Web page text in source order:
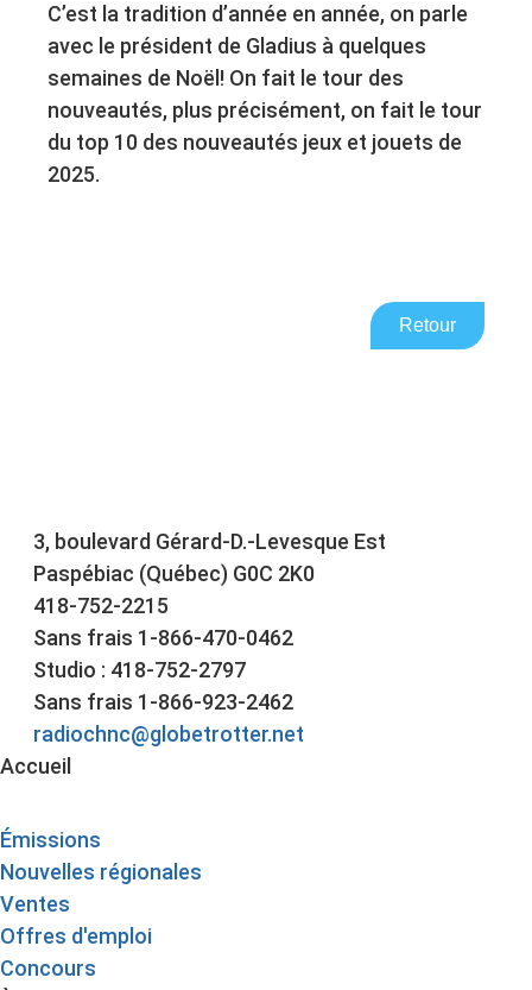
C’est la tradition d’année en année, on parle
avec le président de Gladius à quelques
semaines de Noël! On fait le tour des
nouveautés, plus précisément, on fait le tour
du top 10 des nouveautés jeux et jouets de
2025.
Retour
3, boulevard Gérard-D.-Levesque Est
Paspébiac (Québec) G0C 2K0
418-752-2215
Sans frais 1-866-470-0462
Studio : 418-752-2797
Sans frais 1-866-923-2462
radiochnc@globetrotter.net
Accueil
Émissions
Nouvelles régionales
Ventes
Offres d'emploi
Concours